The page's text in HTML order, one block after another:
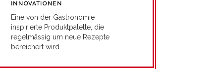
INNOVATIONEN
Eine von der Gastronomie
inspirierte Produktpalette, die
regelmässig um neue Rezepte
bereichert wird